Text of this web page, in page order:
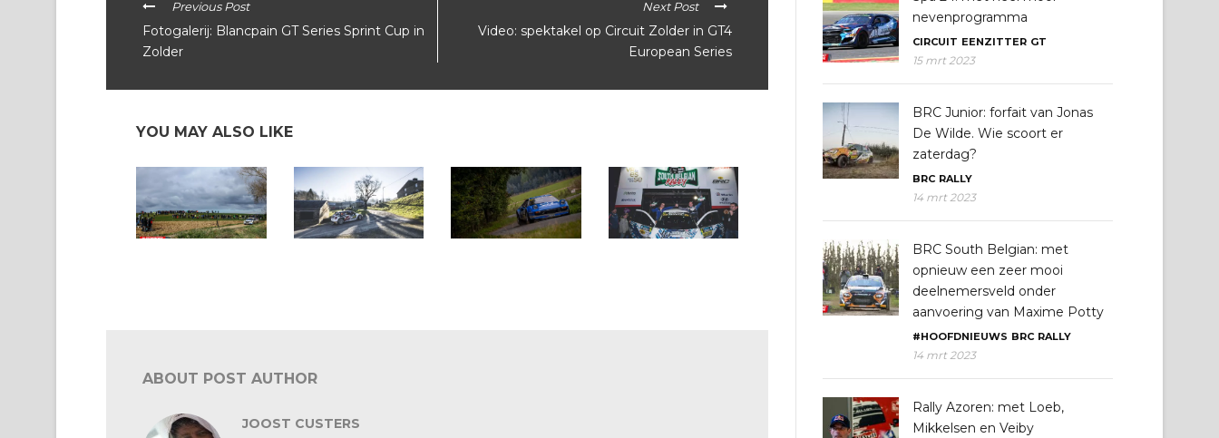
Previous Post
Fotogalerij: Blancpain GT Series Sprint Cup in
Zolder
Next Post
Video: spektakel op Circuit Zolder in GT4
European Series
YOU MAY ALSO LIKE
ABOUT POST AUTHOR
JOOST CUSTERS
nevenprogramma
CIRCUIT EENZITTER GT
15 mrt 2023
BRC Junior: forfait van Jonas
De Wilde. Wie scoort er
zaterdag?
BRC RALLY
14 mrt 2023
BRC South Belgian: met
opnieuw een zeer mooi
deelnemersveld onder
aanvoering van Maxime Potty
#HOOFDNIEUWS BRC RALLY
14 mrt 2023
Rally Azoren: met Loeb,
Mikkelsen en Veiby